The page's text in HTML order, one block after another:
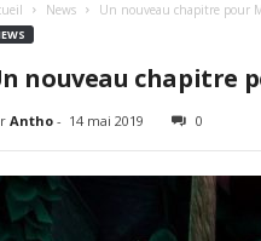
News Un nouveau chapitre pour
nouveau chapitre
Antho- 14 mai 2019 0